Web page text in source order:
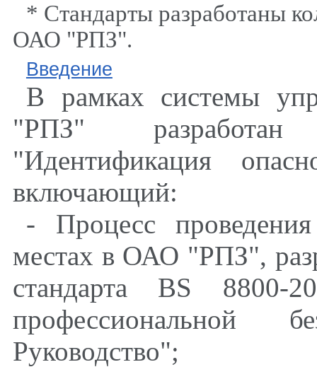
* Стандарты разработаны
ОАО "РПЗ".
Введение
В рамках системы
"РПЗ"
"Идентификация
включающий:
- Процесс
местах в ОАО "РПЗ",
стандарта BS 8800-
профессиональной
Руководство";